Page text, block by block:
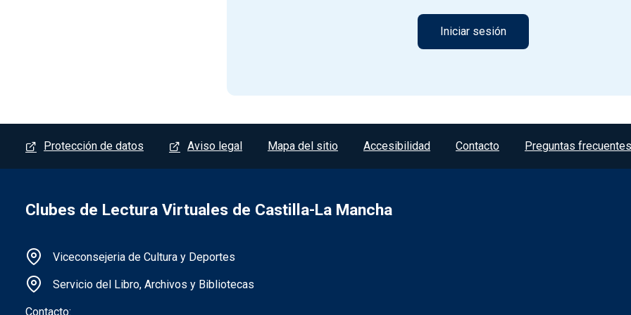
Menú del pie
Protección de datos Aviso legal Mapa del sitio Accesibilidad Contacto Preguntas frecuentes
Clubes de Lectura Virtuales de Castilla-La Mancha
Información de la institución
Viceconsejeria de Cultura y Deportes
Servicio del Libro, Archivos y Bibliotecas
Contacto: